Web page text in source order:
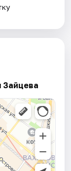
Зайцева